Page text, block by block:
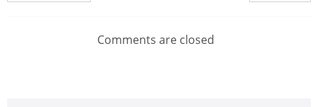
Comments are closed